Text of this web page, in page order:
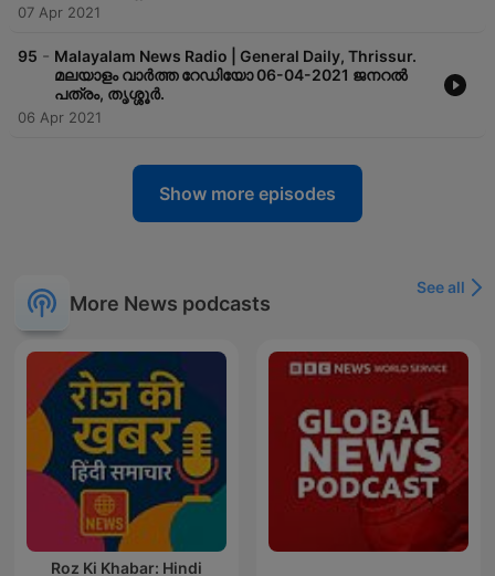
07 Apr 2021
95 - Malayalam News Radio | General Daily, Thrissur.
മലയാളം വാർത്ത റേഡിയോ 06-04-2021 ജനറൽ
പത്രം, തൃശ്ശൂർ.
06 Apr 2021
Show more episodes
More News podcasts
See all
Roz Ki Khabar: Hindi